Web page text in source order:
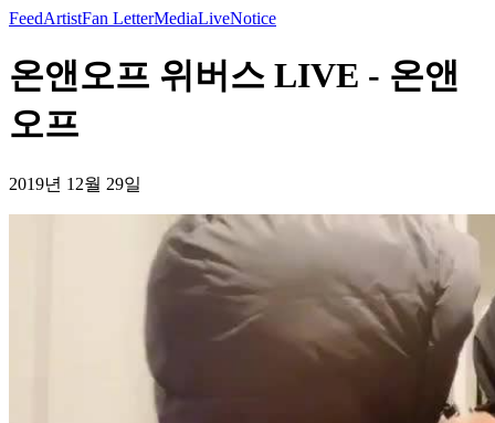
FeedArtistFan LetterMediaLiveNotice
온앤오프 위버스 LIVE - 온앤
오프
2019년 12월 29일